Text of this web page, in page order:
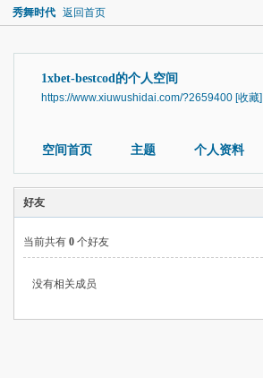
秀舞时代 返回首页
1xbet-bestcod的个人空间
https://www.xiuwushidai.com/?2659400 [收藏]
空间首页 主题 个人资料
好友
当前共有 0 个好友
没有相关成员